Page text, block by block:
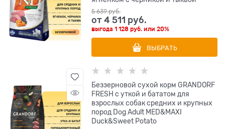
5 639 руб.
от4 511 руб.
выгода1 128 руб. или20%
ВЫБРАТЬ
Беззерновой сухой корм GRANDORF
FRESH с уткой и бататом для
взрослых собак средних и крупных
пород Dog Adult MED&MAXI
Duck&Sweet Potato